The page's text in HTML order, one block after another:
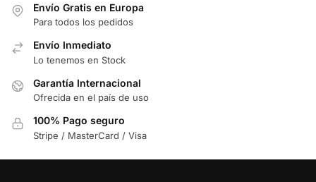
Envío Gratis en Europa
Para todos los pedidos
Envío Inmediato
Lo tenemos en Stock
Garantía Internacional
Ofrecida en el país de uso
100% Pago seguro
Stripe / MasterCard / Visa